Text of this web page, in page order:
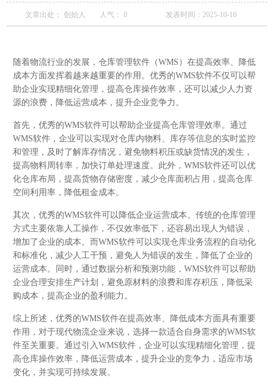
文章出处： 创始人 人气： 0 发表时间：2025-10-16
随着物流行业的发展，仓库管理软件（WMS）在提高效率、降低
成本方面发挥着越来越重要的作用。优秀的WMS软件不仅可以帮
助企业实现精细化管理，提高仓库操作效率，还可以减少人力资
源的浪费，降低运营成本，提升企业竞争力。
首先，优秀的WMS软件可以帮助企业提高仓库管理效率。通过
WMS软件，企业可以实现对仓库内物料、库存等信息的实时监控
和管理，及时了解库存情况，避免物料积压或缺货情况的发生，
提高物料周转率，加快订单处理速度。此外，WMS软件还可以优
化仓库布局，提高货物存储密度，减少仓库面积占用，提高仓库
空间利用率，降低租金成本。
其次，优秀的WMS软件可以降低企业运营成本。传统的仓库管理
方式主要依靠人工操作，不仅效率低下，还容易出现人为错误，
增加了企业的成本。而WMS软件可以实现仓库业务流程的自动化
和标准化，减少人工干预，避免人为错误的发生，降低了企业的
运营成本。同时，通过数据分析和预测功能，WMS软件可以帮助
企业合理安排生产计划，避免原材料的浪费和库存积压，降低采
购成本，提高企业的盈利能力。
综上所述，优秀的WMS软件在提高效率、降低成本方面具有重要
作用，对于现代物流企业来说，选择一款适合自身需求的WMS软
件至关重要。通过引入WMS软件，企业可以实现精细化管理，提
高仓库操作效率，降低运营成本，提升企业的竞争力，适应市场
变化，并实现可持续发展。